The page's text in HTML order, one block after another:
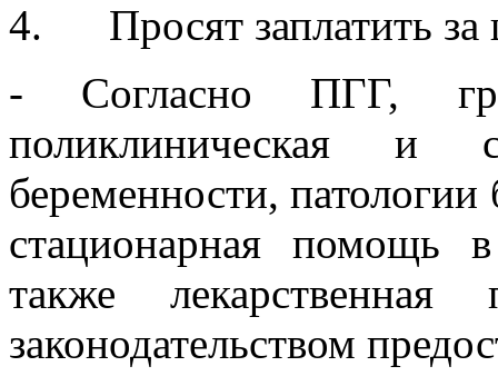
4. Просят заплатить за
- Согласно ПГГ,
поликлиническая и
беременности,
стационарная помощь
также
законодательством